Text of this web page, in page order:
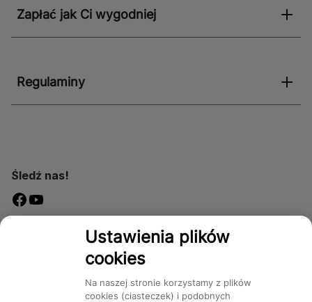
Zapłać jak Ci wygodniej
Regulaminy
Śledź nas!
DostępnośćUstawienia plików
cookies
Na naszej stronie korzystamy z plików
cookies (ciasteczek) i podobnych